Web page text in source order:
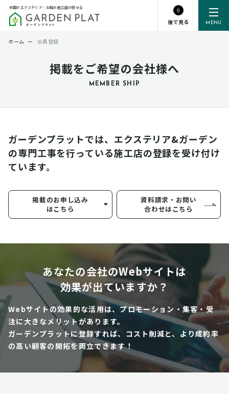
MENU
全国のエクステリア・お庭の施工店が探せる
0
後で見る
掲載をご希望の会社様へ
MEMBER SHIP
ホーム ー 会員登録
ガーデンプラットでは、エクステリア&ガーデン
の専門工事を行っている施工店の登録を受け付け
ています。
掲載のお申し込み
はこちら
資料請求・お問い
合わせはこちら
あなたの会社のWebサイトは
効果が出ていますか？
Webサイトの効果的な活用は、プロモーション・集客・受
注に大きなメリットがあります。
ガーデンプラットに登録すれば、コスト削減と、より成約率
の高い顧客の開拓を両立できます！